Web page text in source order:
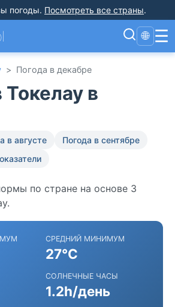
погоды. Посмотреть все страны.
🌐 ☰
> Погода в декабре
в
в августе
Погода в сентябре
по стране на основе 3
СРЕДНИЙ МИНИМУМ
27°C
СОЛНЕЧНЫЕ ЧАСЫ
1.2h/день